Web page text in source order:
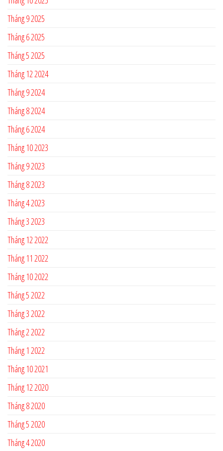
Tháng 9 2025
Tháng 6 2025
Tháng 5 2025
Tháng 12 2024
Tháng 9 2024
Tháng 8 2024
Tháng 6 2024
Tháng 10 2023
Tháng 9 2023
Tháng 8 2023
Tháng 4 2023
Tháng 3 2023
Tháng 12 2022
Tháng 11 2022
Tháng 10 2022
Tháng 5 2022
Tháng 3 2022
Tháng 2 2022
Tháng 1 2022
Tháng 10 2021
Tháng 12 2020
Tháng 8 2020
Tháng 5 2020
Tháng 4 2020